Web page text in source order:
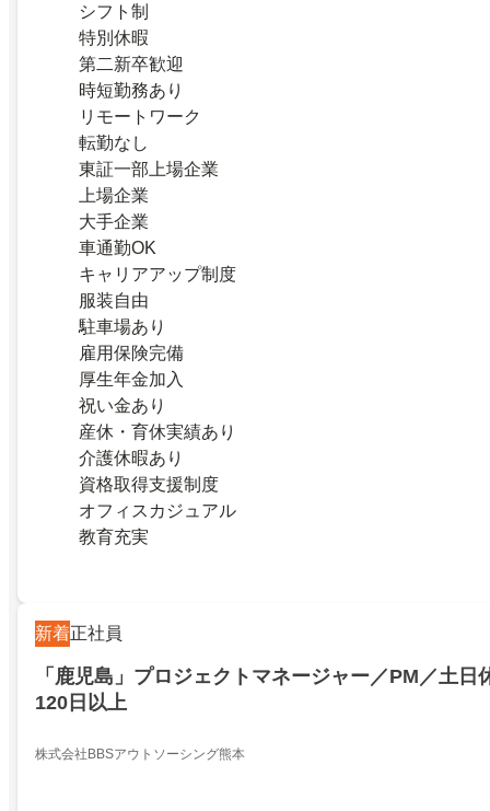
シフト制
特別休暇
第二新卒歓迎
時短勤務あり
リモートワーク
転勤なし
東証一部上場企業
上場企業
大手企業
車通勤OK
キャリアアップ制度
服装自由
駐車場あり
雇用保険完備
厚生年金加入
祝い金あり
産休・育休実績あり
介護休暇あり
資格取得支援制度
オフィスカジュアル
教育充実
新着正社員
「鹿児島」プロジェクトマネージャー／PM／土日
120日以上
株式会社BBSアウトソーシング熊本